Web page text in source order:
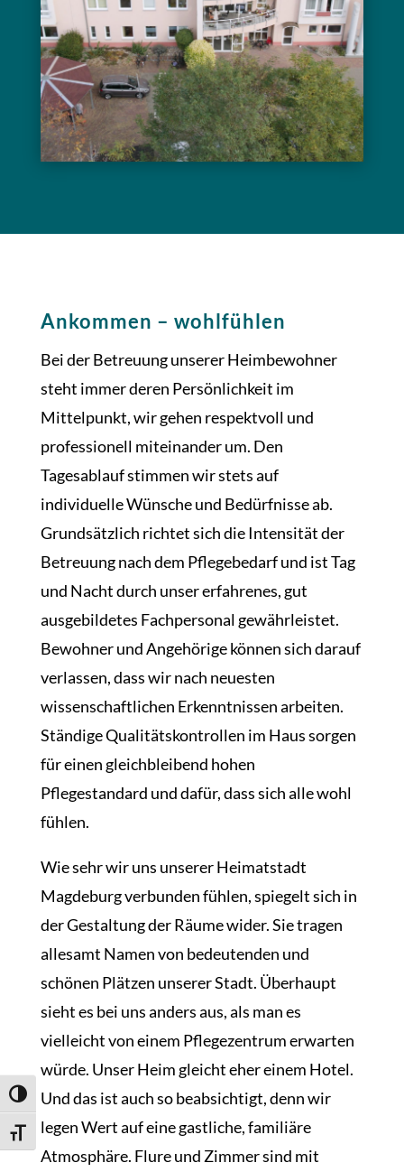
Umschalten auf hohe Kontraste
Schrift vergrößern
Ankommen – wohlfühlen
Bei der Betreuung unserer Heimbewohner
steht immer deren Persönlichkeit im
Mittelpunkt, wir gehen respektvoll und
professionell miteinander um. Den
Tagesablauf stimmen wir stets auf
individuelle Wünsche und Bedürfnisse ab.
Grundsätzlich richtet sich die Intensität der
Betreuung nach dem Pflegebedarf und ist Tag
und Nacht durch unser erfahrenes, gut
ausgebildetes Fachpersonal gewährleistet.
Bewohner und Angehörige können sich darauf
verlassen, dass wir nach neuesten
wissenschaftlichen Erkenntnissen arbeiten.
Ständige Qualitätskontrollen im Haus sorgen
für einen gleichbleibend hohen
Pflegestandard und dafür, dass sich alle wohl
fühlen.
Wie sehr wir uns unserer Heimatstadt
Magdeburg verbunden fühlen, spiegelt sich in
der Gestaltung der Räume wider. Sie tragen
allesamt Namen von bedeutenden und
schönen Plätzen unserer Stadt. Überhaupt
sieht es bei uns anders aus, als man es
vielleicht von einem Pflegezentrum erwarten
würde. Unser Heim gleicht eher einem Hotel.
Und das ist auch so beabsichtigt, denn wir
legen Wert auf eine gastliche, familiäre
Atmosphäre. Flure und Zimmer sind mit